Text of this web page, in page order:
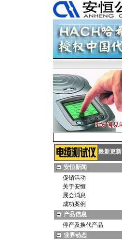
最新更新
安恒新闻
促销活动
关于安恒
展会消息
成功案例
产品信息
停产及换代产品
业界动态